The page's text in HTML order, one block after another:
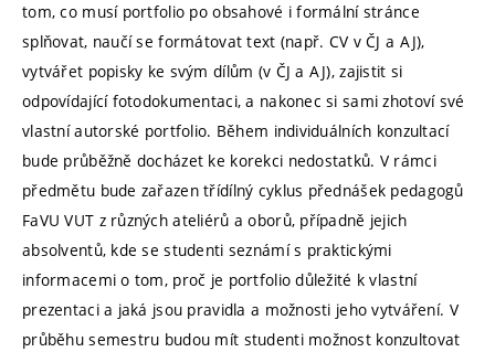
tom, co musí portfolio po obsahové i formální stránce
splňovat, naučí se formátovat text (např. CV v ČJ a AJ),
vytvářet popisky ke svým dílům (v ČJ a AJ), zajistit si
odpovídající fotodokumentaci, a nakonec si sami zhotoví své
vlastní autorské portfolio. Během individuálních konzultací
bude průběžně docházet ke korekci nedostatků. V rámci
předmětu bude zařazen třídílný cyklus přednášek pedagogů
FaVU VUT z různých ateliérů a oborů, případně jejich
absolventů, kde se studenti seznámí s praktickými
informacemi o tom, proč je portfolio důležité k vlastní
prezentaci a jaká jsou pravidla a možnosti jeho vytváření. V
průběhu semestru budou mít studenti možnost konzultovat